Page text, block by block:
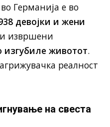
Германија е во
девојки и жени
извршени
изгубиле животот.
реалност
на свеста